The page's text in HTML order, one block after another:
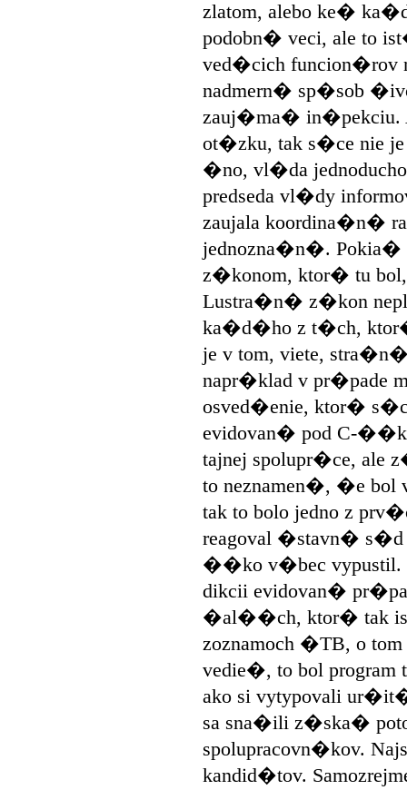
zlatom, alebo ke�
podobn� veci, ale to
ved�cich funcion�rov
nadmern� sp�sob
zauj�ma�
ot�zku, tak s�ce nie je
�no, vl�da
predseda vl�dy
zaujala koordina�n�
jednozna�n�. Pokia�
z�konom, ktor� tu
Lustra�n� z�kon
ka�d�ho z t�ch,
je v tom, viete,
napr�klad v pr�pade
osved�enie, ktor�
evidovan� pod C-
tajnej spolupr�ce, ale
to neznamen�, �e bol
tak to bolo jedno z
reagoval �stavn�
��ko v�bec vypustil.
dikcii evidovan�
�al��ch, ktor� tak
zoznamoch �TB, o
vedie�, to bol
ako si vytypovali
sa sna�ili z�ska�
spolupracovn�kov.
kandid�tov.